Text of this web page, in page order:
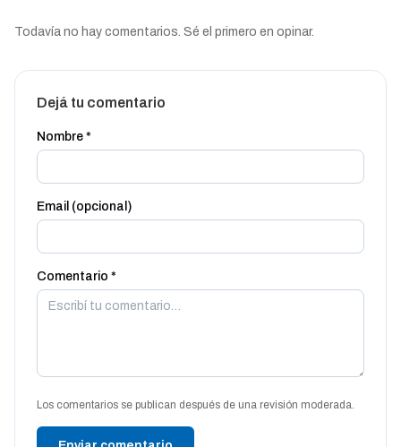
Todavía no hay comentarios. Sé el primero en opinar.
Dejá tu comentario
Nombre *
Email (opcional)
Comentario *
Los comentarios se publican después de una revisión moderada.